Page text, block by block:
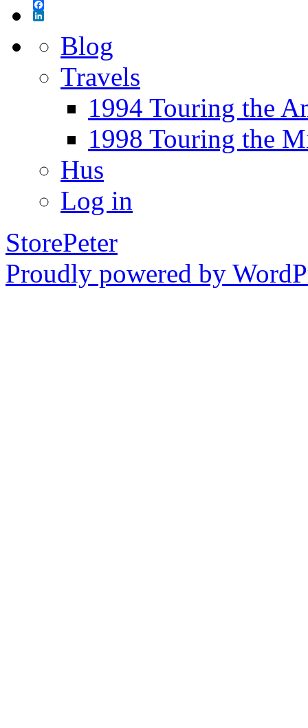
Facebook
Blog
Travels
1994 Touring the
1998 Touring the
Hus
Log in
StorePeter
Proudly powered by